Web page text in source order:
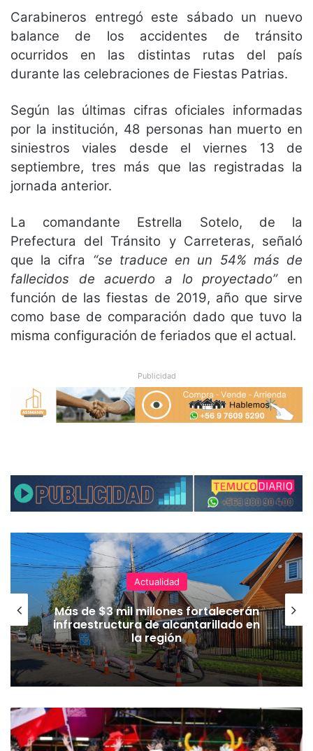
Carabineros entregó este sábado un nuevo
balance de los accidentes de tránsito
ocurridos en las distintas rutas del país
durante las celebraciones de Fiestas Patrias.
Según las últimas cifras oficiales informadas
por la institución, 48 personas han muerto en
siniestros viales desde el viernes 13 de
septiembre, tres más que las registradas la
jornada anterior.
La comandante Estrella Sotelo, de la
Prefectura del Tránsito y Carreteras, señaló
que la cifra “se traduce en un 54% más de
fallecidos de acuerdo a lo proyectado”en
función de las fiestas de 2019, año que sirve
como base de comparación dado que tuvo la
misma configuración de feriados que el actual.
Publicidad
Actualidad
Más de $3 mil millones fortalecerán
infraestructura de alcantarillado en
la región
B
a
l